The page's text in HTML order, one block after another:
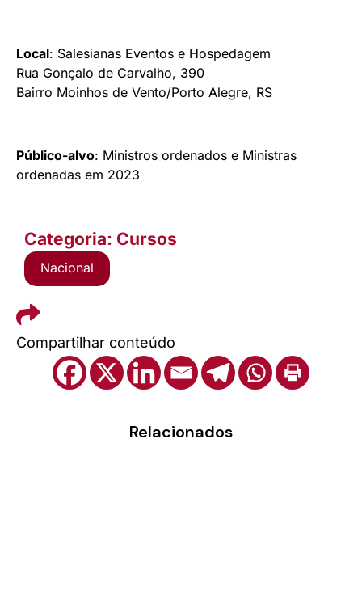
Local: Salesianas Eventos e Hospedagem
Rua Gonçalo de Carvalho, 390
Bairro Moinhos de Vento/Porto Alegre, RS
Público-alvo: Ministros ordenados e Ministras
ordenadas em 2023
Categoria: Cursos
Nacional
Compartilhar conteúdo
Relacionados